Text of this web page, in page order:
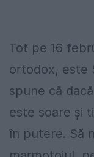
Tot pe 16
ortodox, este
spune că
este soare şi
în putere. Să